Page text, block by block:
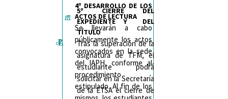
4º DESARROLLO DE LOS
ACTOS DE LECTURA
Se llevarán a cabo
públicamente los actos
convocados en la sede
del IAPH, conforme al
procedimiento
estipulado. Al fin de los
5º CIERRE DEL
EXPEDIENTE Y DEL
TÍTULO
Tras la superación de la
asignatura de TFM, el
estudiante podrá
solicitar en la Secretaría
de la ETSA el cierre de